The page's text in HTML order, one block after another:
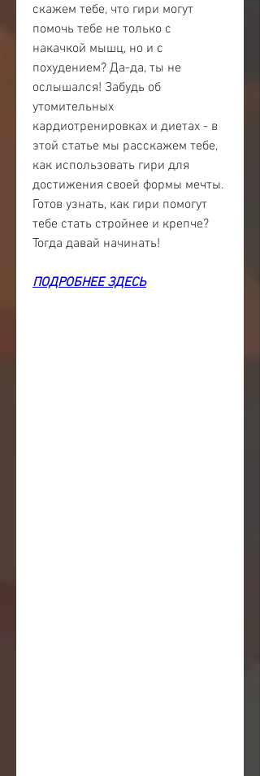
скажем тебе, что гири могут
помочь тебе не только с
накачкой мышц, но и с
похудением? Да-да, ты не
ослышался! Забудь об
утомительных
кардиотренировках и диетах - в
этой статье мы расскажем тебе,
как использовать гири для
достижения своей формы мечты.
Готов узнать, как гири помогут
тебе стать стройнее и крепче?
Тогда давай начинать!
ПОДРОБНЕЕ ЗДЕСЬ